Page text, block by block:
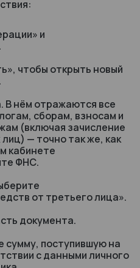
и
чтобы открыть новый
В нём отражаются все
сборам, взносам и
(включая зачисление
— точно так же, как
кабинете
ФНС.
от третьего лица».
документа.
сумму, поступившую на
с данными личного